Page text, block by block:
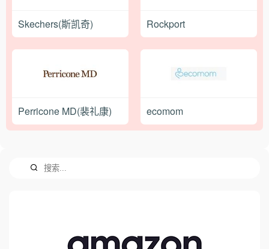
Skechers(斯凯奇) Rockport
Perricone MD(裴礼康) ecomom